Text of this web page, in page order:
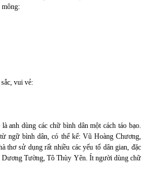
mông:
vui vẻ:
anh dùng các chữ bình dân một cách táo bạo.
ngữ bình dân, có thể kể: Vũ Hoàng Chương,
thơ sử dụng rất nhiều các yếu tố dân gian, đặc
Dương Tường, Tô Thùy Yên. Ít người dùng chữ